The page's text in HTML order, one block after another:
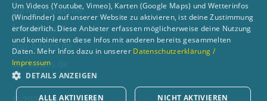
surfen-lernen.de
foilsurfen.de
sup-basics.de
ski-basics.de
Um Videos (Youtube, Vimeo), Karten (Google Maps) und Wetterinfos
(Windfinder) auf unserer Website zu aktivieren, ist deine Zustimmung
erforderlich. Diese Anbieter erfassen möglicherweise deine Nutzung
und kombinieren diese Infos mit anderen bereits gesammelten
Daten. Mehr Infos dazu in unserer Datenschutzerklärung /
Impressum
DETAILS ANZEIGEN
ALLE AKTIVIEREN NICHT AKTIVIEREN